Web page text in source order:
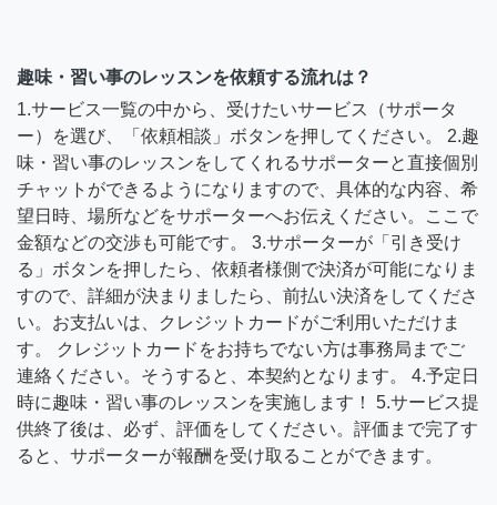
趣味・習い事のレッスンを依頼する流れは？
1.サービス一覧の中から、受けたいサービス（サポータ
ー）を選び、「依頼相談」ボタンを押してください。 2.趣
味・習い事のレッスンをしてくれるサポーターと直接個別
チャットができるようになりますので、具体的な内容、希
望日時、場所などをサポーターへお伝えください。ここで
金額などの交渉も可能です。 3.サポーターが「引き受け
る」ボタンを押したら、依頼者様側で決済が可能になりま
すので、詳細が決まりましたら、前払い決済をしてくださ
い。お支払いは、クレジットカードがご利用いただけま
す。 クレジットカードをお持ちでない方は事務局までご
連絡ください。そうすると、本契約となります。 4.予定日
時に趣味・習い事のレッスンを実施します！ 5.サービス提
供終了後は、必ず、評価をしてください。評価まで完了す
ると、サポーターが報酬を受け取ることができます。